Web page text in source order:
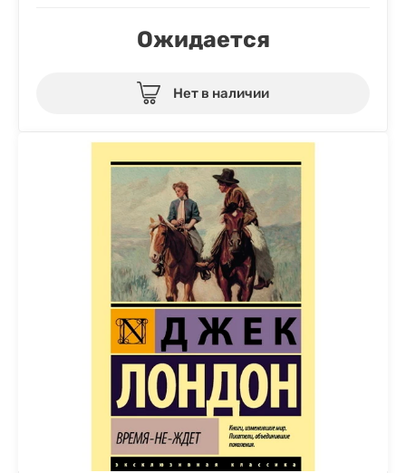
Ожидается
Нет в наличии